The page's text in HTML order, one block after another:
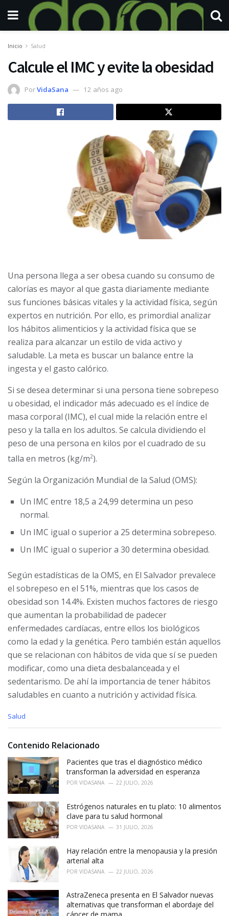
Inicio Salud
Calcule el IMC y evite la obesidad
PorVidaSana 12 años ago
Una persona llega a ser obesa cuando su consumo de
calorías es mayor al que gasta diariamente mediante
sus funciones básicas vitales y la actividad física, según
expertos en nutrición. Por ello, es primordial analizar
los hábitos alimenticios y la actividad física que se
realiza para alcanzar un estilo de vida activo y
saludable. La meta es buscar un balance entre la
ingesta y el gasto calórico.
Si se desea determinar si una persona tiene sobrepeso
u obesidad, el indicador más adecuado es el índice de
masa corporal (IMC), el cual mide la relación entre el
peso y la talla en los adultos. Se calcula dividiendo el
peso de una persona en kilos por el cuadrado de su
talla en metros (kg/m2).
Según la Organización Mundial de la Salud (OMS):
Un IMC entre 18,5 a 24,99 determina un peso
normal.
Un IMC igual o superior a 25 determina sobrepeso.
Un IMC igual o superior a 30 determina obesidad.
Según estadísticas de la OMS, en El Salvador prevalece
el sobrepeso en el 51%, mientras que los casos de
obesidad son 14.4%. Existen muchos factores de riesgo
que aumentan la probabilidad de padecer
enfermedades cardíacas, entre ellos los biológicos
como la edad y la genética. Pero también están aquellos
que se relacionan con hábitos de vida que sí se pueden
modificar, como una dieta desbalanceada y el
sedentarismo. De ahí la importancia de tener hábitos
saludables en cuanto a nutrición y actividad física.
C
e
o
i
e
:
Salud
Contenido Relacionado
Pacientes que tras el diagnóstico médico
transforman la adversidad en esperanza
POR VIDASANA 22 JULIO, 2026
Estrógenos naturales en tu plato: 10 alimentos
clave para tu salud hormonal
POR VIDASANA 31 JULIO, 2026
Hay relación entre la menopausia y la presión
arterial alta
POR VIDASANA 22 JULIO, 2026
AstraZeneca presenta en El Salvador nuevas
alternativas que transforman el abordaje del